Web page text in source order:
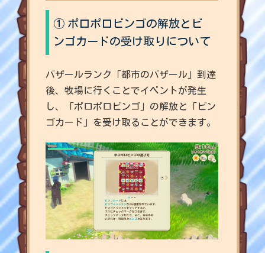
① ポロポロビンゴの解放とビ
ンゴカードの受け取りについて
バザールランク「都市のバザール」到達
後、牧場に行くことでイベントが発生
し、「ポロポロビンゴ」の解放と「ビン
ゴカード」を受け取ることができます。